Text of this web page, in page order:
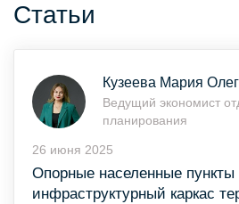
Статьи
Кузеева Мария
Ведущий экономист
планирования
26 июня 2025
Опорные населенные пункты
инфраструктурный каркас